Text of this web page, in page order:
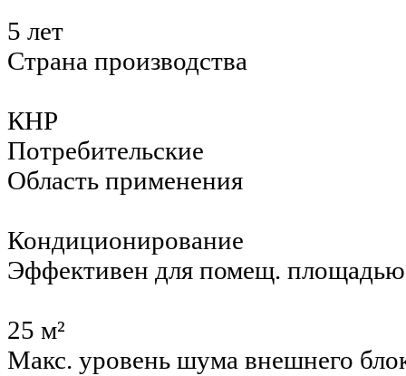
5 лет
Страна производства
КНР
Потребительские
Область применения
Кондиционирование
Эффективен для помещ.
25 м²
Макс. уровень шума внешнего